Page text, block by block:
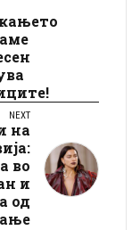
NEXT
на
во
и
од